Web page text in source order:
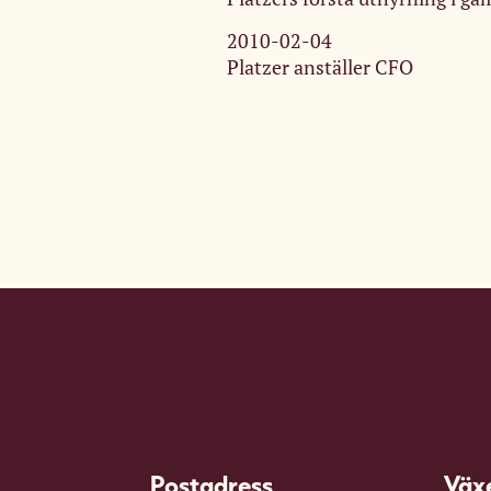
2010-02-04
Platzer anställer CFO
Postadress